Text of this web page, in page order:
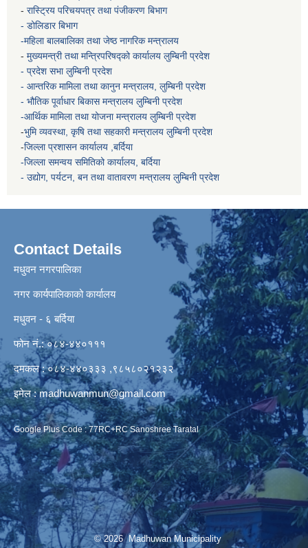
- रास्ट्रिय परिचयपत्र तथा पंजीकरण बिभाग
- डोलिडार बिभाग
-महिला बालबालिका तथा जेष्ठ नागरिक मन्त्रालय
- मुख्यमन्त्री तथा मन्त्रिपरिषद्को कार्यालय लुम्बिनी प्रदेश
- प्रदेश सभा लुम्बिनी प्रदेश
- आन्तरिक मामिला तथा कानुन मन्त्रालय, लुम्बिनी प्रदेश
- भौतिक पूर्वाधार बिकास मन्त्रालय लुम्बिनी प्रदेश
-आर्थिक मामिला तथा योजना मन्त्रालय लुम्बिनी प्रदेश
-भुमि व्यवस्था, कृषि तथा सहकारी मन्त्रालय लुम्बिनी प्रदेश
-जिल्ला प्रशासन कार्यालय ,बर्दिया
-जिल्ला समन्वय समितिको कार्यालय, बर्दिया
- उद्योग, पर्यटन, बन तथा वातावरण मन्त्रालय लुम्बिनी प्रदेश
Contact Details
मधुवन नगरपालिका
नगर कार्यपालिकाको कार्यालय
मधुवन - ६ बर्दिया
फोन नं.: ०८४-४४०१११
दमकल : ०८४-४४०३३३ ,९८५८०२१२३२
इमेल :madhuwanmun@gmail.com
Google Plus Code : 77RC+RC Sanoshree Taratal
© 2026 Madhuwan Municipality